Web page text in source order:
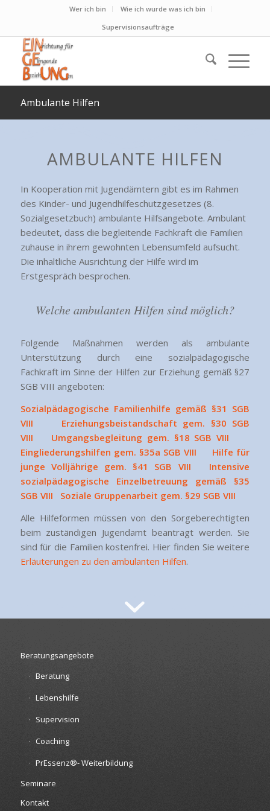
Wer ich bin
Wie ich wurde was ich bin
Supervisionsaufträge
Ambulante Hilfen
AMBULANTE HILFEN
In Kooperation mit Jugendämtern gibt es im Rahmen
des Kinder- und Jugendhilfeschutzgesetzes (8.
Sozialgesetzbuch) ambulante Hilfsangebote. Ambulant
bedeutet, dass die begleitende Fachkraft die Familien
zuhause in ihrem gewohnten Lebensumfeld aufsucht.
Die inhaltliche Ausrichtung der Hilfe wird im
Erstgespräch besprochen.
Welche ambulanten Hilfen sind möglich?
Folgende Maßnahmen werden als ambulante
Unterstützung durch eine sozialpädagogische
Fachkraft im Sinne der Hilfen zur Erziehung gemäß §27
SGB VIII angeboten:
Sozialpädagogische Familienhilfe gemäß §31 SGB
VIII Erziehungsbeistandschaft gem. §30 SGB
VIII Umgangsbegleitung gem. §18 SGB VIII
Eingliederungshilfen gem. §35a SGB VIII Hilfe für
junge Volljährige gem. §41 SGB VIII Intensive
sozialpädagogische Einzelbetreuung gemäß §35
SGB VIII Soziale Gruppenarbeit gem. §29 SGB VIII
Alle Hilfeformen müssen von den Sorgeberechtigten
beim zuständigen Jugendamt beantragt werden. Sie
sind für die Familien kostenfrei. Hier finden Sie weitere
Erläuterungen zu den ambulanten Hilfen.
Beratungsangebote
Beratung
Lebenshilfe
Supervision
Coaching
PrEssenz®- Weiterbildung
Seminare
Kontakt